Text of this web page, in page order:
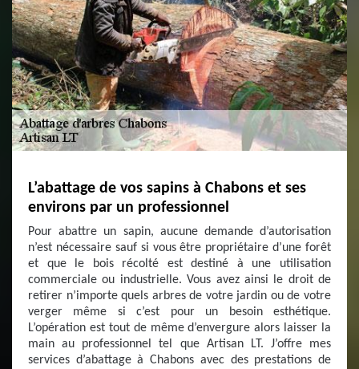
L’abattage de vos sapins à Chabons et ses
environs par un professionnel
Pour abattre un sapin, aucune demande d’autorisation
n’est nécessaire sauf si vous être propriétaire d’une forêt
et que le bois récolté est destiné à une utilisation
commerciale ou industrielle. Vous avez ainsi le droit de
retirer n’importe quels arbres de votre jardin ou de votre
verger même si c’est pour un besoin esthétique.
L’opération est tout de même d’envergure alors laisser la
main au professionnel tel que Artisan LT. J’offre mes
services d’abattage à Chabons avec des prestations de